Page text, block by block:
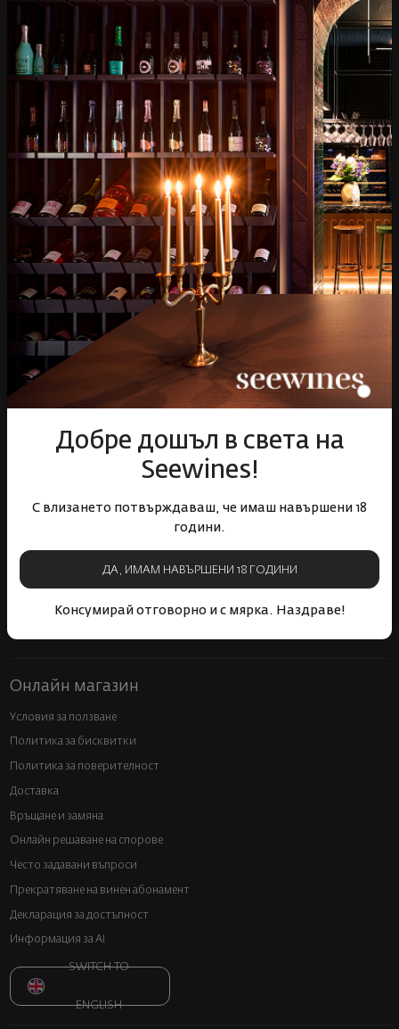
Добре дошъл в света на
Seewines!
С влизането потвърждаваш, че имаш навършени 18
години.
ДА, ИМАМ НАВЪРШЕНИ 18 ГОДИНИ
Консумирай отговорно и с мярка. Наздраве!
Над 1300 вина от цял
Физически магазини и
събития
Бърза доставка за
цялата страна
Лоялна програма и
Пазарувай
Спиртни
Онлайн магазин
Условия за ползване
Политика за бисквитки
Политика за поверителност
Доставка
Връщане и замяна
Онлайн решаване на спорове
Често задавани въпроси
Прекратяване на винен абонамент
Декларация за достъпност
Информация за AI
SWITCH TO
ENGLISH